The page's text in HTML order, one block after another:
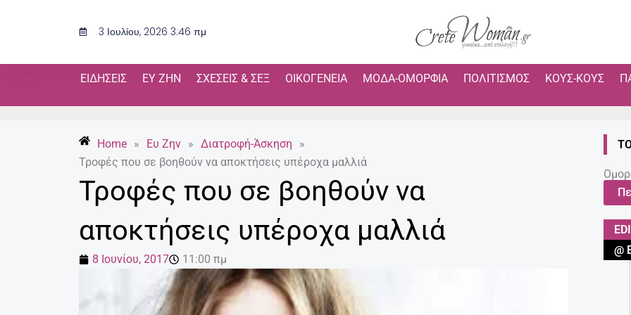
3 Ιουλίου, 2026 3:46 πμ
ΕΙΔΉΣΕΙΣ ΕΥ ΖΗΝ ΣΧΈΣΕΙΣ & ΣΕΞ ΟΙΚΟΓΈΝΕΙΑ ΜΌΔΑ-ΟΜΟΡΦΙΆ ΠΟΛΙΤΙΣΜΌΣ ΚΟΥΣ-ΚΟΥΣ
Home » Ευ Ζην » Διατροφή-Άσκηση
»
Τροφές που σε βοηθούν να αποκτήσεις υπέροχα μαλλιά
Τροφές που σε βοηθούν να
αποκτήσεις υπέροχα μαλλιά
8 Ιουνίου, 2017 11:00 πμ
@